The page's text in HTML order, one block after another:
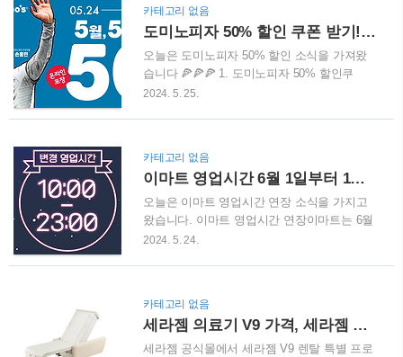
스터 35%✅ 행사기간: 6월 30일 ~ ..
랙마카!! 다들 아시죠? 블랙마카는 고대 잉카
전사들이 체력을 증진하고, 전투력을 높이기
위해 섭취하였다고 알려져 있는데요, NASA
에서도 우주비행사의 체력을 유지하기 위해
엄선된 우주 식량으로도 잘 알려져 있습니
식물로 옐로우마카, 레드마카에 비해 가용성
당, 리보플라빈, 철분의 함유량이 훨씬 많다고
합니다. ..
카테고리 없음
도미노피자 50% 할인 쿠폰 받기!! 도미노피자 방문포장 할인 받는 방법
오늘은 도미노피자 50% 할인 소식을 가져왔
습니다 🍕🍕🍕 1. 도미노피자 50% 할인쿠
폰 도미노피자는 5월 24일부터 5월 28일까지
즈인데요, 도미노피자는 세계적인 축구선수
손흥민과 전속 모델 계약을 체결하고, 손흥민
선수와 관련된 다양한 프로모션을 이어가고
있어요. 이번 프로모션은 가정의 달을 맞아
가족, 친구 등 소중한 사람들과 함께 도미노피
5월 24일(금)부터 5월 28일(화)까지🍕 50% 할
인 대상: 도미노피자..
2024. 5. 25.
카테고리 없음
이마트 영업시간 6월 1일부터 1시간 연장합니다. (밤 10시 ➡️ 11시)
오늘은 이마트 영업시간 연장 소식을 가지고
왔습니다. 이마트 영업시간 연장이마트는 6월
1일부터 전국 68개 점포의 영업 종료 시간을
축한 지 1년여 만에 원래의 영업 시간을 복원
하는 것인데요, 이는 오프라인 점포의 경쟁력
을 강화하고 수익성을 높이기 위한 전략으로
2024. 5. 24.
카테고리 없음
세라젬 의료기 V9 가격, 세라젬 V9 안마의자 의료기 보상판매 최대 30만원 할인!!
세라젬 공식몰에서 세라젬 V9 렌탈 특별 프로